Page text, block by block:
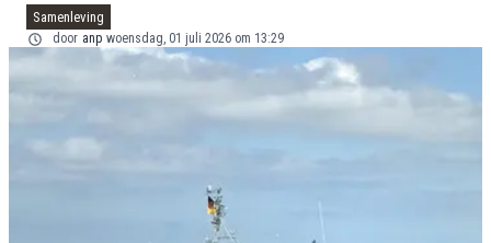
Samenleving
door anp woensdag, 01 juli 2026 om 13:29